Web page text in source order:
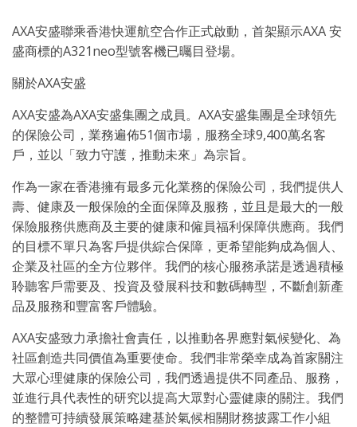
AXA安盛聯乘香港快運航空合作正式啟動，首架顯示AXA 安
盛商標的A321neo型號客機已曯目登場。
關於AXA安盛
AXA安盛為AXA安盛集團之成員。AXA安盛集團是全球領先
的保險公司，業務遍佈51個市場，服務全球9,400萬名客
戶，並以「致力守護，推動未來」為宗旨。
作為一家在香港擁有最多元化業務的保險公司，我們提供人
壽、健康及一般保險的全面保障及服務，並且是最大的一般
保險服務供應商及主要的健康和僱員福利保障供應商。我們
的目標不單只為客戶提供綜合保障，更希望能夠成為個人、
企業及社區的全方位夥伴。我們的核心服務承諾是透過積極
聆聽客戶需要及、投資及發展科技和數碼轉型，不斷創新產
品及服務和豐富客戶體驗。
AXA安盛致力承擔社會責任，以推動各界應對氣候變化、為
社區創造共同價值為重要使命。我們非常榮幸成為首家關注
大眾心理健康的保險公司，我們透過提供不同產品、服務，
並進行具代表性的研究以提高大眾對心靈健康的關注。我們
的整體可持續發展策略建基於氣候相關財務披露工作小組